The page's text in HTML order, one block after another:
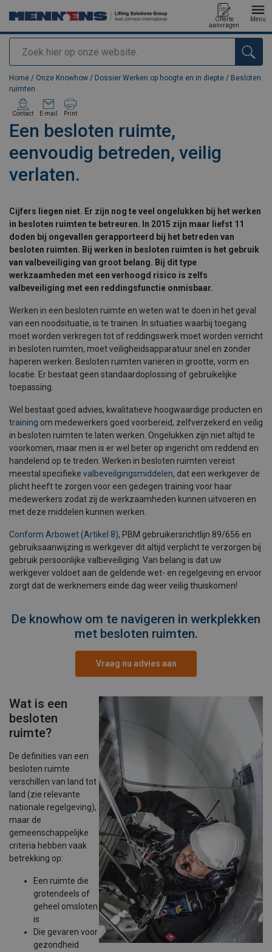
Zoeken
Offerte
aanvragen
Menu
toegevoegd aan uw offerte
Home / Onze Knowhow / Dossier Werken op hoogte en in diepte / Besloten
ruimten
Een besloten ruimte,
eenvoudig betreden, veilig
verlaten.
Contact E-mail Print
Cijfers liegen niet. Er zijn nog te veel ongelukken bij het werken
in besloten ruimten te betreuren. In 2015 zijn maar liefst 11
doden bij ongevallen gerapporteerd bij het betreden van
besloten ruimten. Bij werken in besloten ruimten is het gebruik
van valbeveiliging van groot belang. Bij dit type
werkzaamheden met een verhoogd risico is zelfs
valbeveiliging met een reddingsfunctie onmisbaar.
Werken in een besloten ruimte en weten wat te doen in het geval
van een noodsituatie, is te trainen. In situaties waarbij toegang
moet worden verkregen tot of reddingswerk moet worden verricht
in besloten ruimten, moet veiligheidsapparatuur snel en zonder
haperen werken. Besloten ruimten variëren in grootte, vorm en
locatie. Er bestaat geen standaardoplossing of gebruikelijke
toepassing.
Wel bestaat goed advies, kwalitatieve hoogwaardige producten en
training om medewerkers goed voorbereid, zelfverzekerd en veilig
in besloten ruimten te laten werken. Ongelukken zijn niet altijd te
voorkomen, maar men is er wel beter op ingericht om reddend en
handelend op te treden. Werken in besloten ruimten vereist
meestal specifieke valbeveilgingsmiddelen, dat een werkgever de
plicht heeft te zorgen voor een gedegen training voor haar
medewerkers zodat zij de werkzaamheden kunnen uitvoeren en
met deze middelen kunnen werken.
Conform Arbowet (Artikel 8), PBM gebruikersrichtlijn 89/656 en
gebruiksaanwijzing is werkgever dit altijd verplicht te verzorgen bij
gebruik persoonlijke valbeveiliging. Van belang is dat uw
werkgever voldoet aan de geldende wet- en regelgeving en ervoor
zorgt dat de werknemers einde dag weer veilig thuiskomen!
De knowhow om te navigeren in werkplekken
met besloten ruimten.
Vraag nu advies aan
Wat is een
besloten
ruimte?
De definities van een
besloten ruimte
verschillen van land tot
land (zie relevante
nationale regelgeving),
maar de
gemeenschappelijke
criteria hebben vaak
betrekking op:
Een ruimte die
grotendeels of
geheel omsloten
is
Die gevaren voor
gezondheid